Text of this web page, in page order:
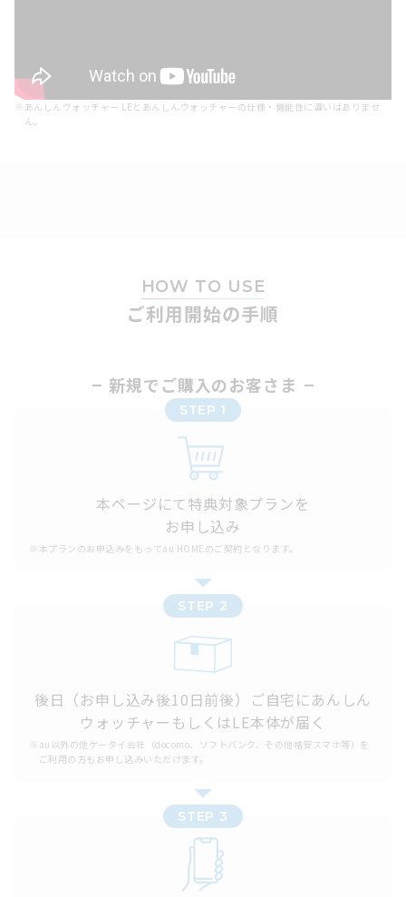
※ あんしんウォッチャー LEとあんしんウォッチャーの仕様・機能性に違いはありませ
ん。
HOW TO USE
ご利用開始の手順
新規でご購入のお客さま
STEP 1
本ページにて特典対象プランを
お申し込み
※ 本プランのお申込みをもってau HOMEのご契約となります。
STEP 2
後日（お申し込み後10日前後）ご自宅にあんしん
ウォッチャーもしくはLE本体が届く
※ au以外の他ケータイ会社（docomo、ソフトバンク、その他格安スマホ等）を
ご利用の方もお申し込みいただけます。
STEP 3